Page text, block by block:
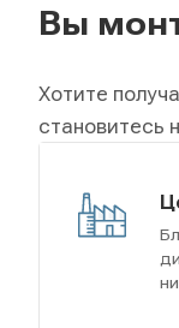
Вы
Хотите
становитесь